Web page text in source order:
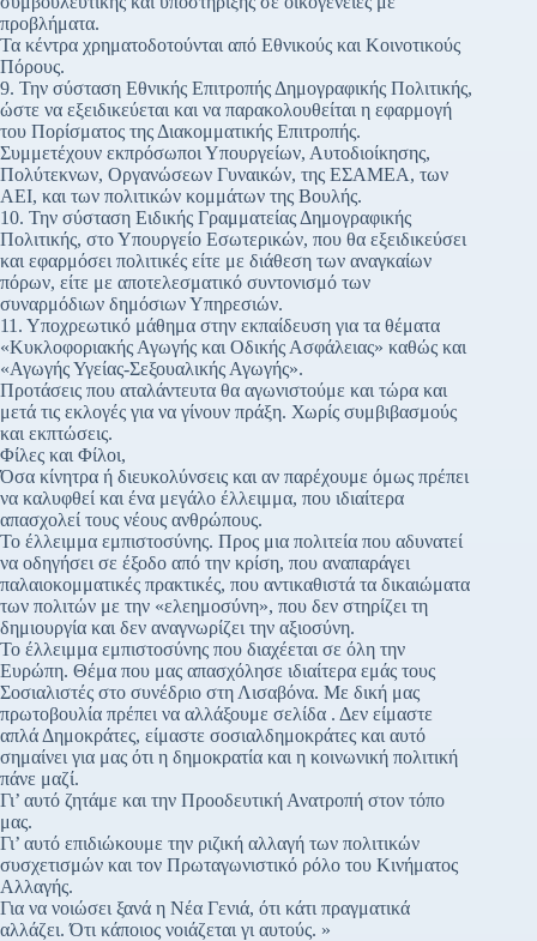
προβλήματα.
Τα κέντρα χρηματοδοτούνται από Εθνικούς και Κοινοτικούς
Πόρους.
9. Την σύσταση Εθνικής Επιτροπής Δημογραφικής Πολιτικής,
ώστε να εξειδικεύεται και να παρακολουθείται η εφαρμογή
του Πορίσματος της Διακομματικής Επιτροπής.
Συμμετέχουν εκπρόσωποι Υπουργείων, Αυτοδιοίκησης,
Πολύτεκνων, Οργανώσεων Γυναικών, της ΕΣΑΜΕΑ, των
ΑΕΙ, και των πολιτικών κομμάτων της Βουλής.
10. Την σύσταση Ειδικής Γραμματείας Δημογραφικής
Πολιτικής, στο Υπουργείο Εσωτερικών, που θα εξειδικεύσει
και εφαρμόσει πολιτικές είτε με διάθεση των αναγκαίων
πόρων, είτε με αποτελεσματικό συντονισμό των
συναρμόδιων δημόσιων Υπηρεσιών.
11. Υποχρεωτικό μάθημα στην εκπαίδευση για τα θέματα
«Κυκλοφοριακής Αγωγής και Οδικής Ασφάλειας» καθώς και
«Αγωγής Υγείας-Σεξουαλικής Αγωγής».
Προτάσεις που αταλάντευτα θα αγωνιστούμε και τώρα και
μετά τις εκλογές για να γίνουν πράξη. Χωρίς συμβιβασμούς
και εκπτώσεις.
Φίλες και Φίλοι,
Όσα κίνητρα ή διευκολύνσεις και αν παρέχουμε όμως πρέπει
να καλυφθεί και ένα μεγάλο έλλειμμα, που ιδιαίτερα
απασχολεί τους νέους ανθρώπους.
Το έλλειμμα εμπιστοσύνης. Προς μια πολιτεία που αδυνατεί
να οδηγήσει σε έξοδο από την κρίση, που αναπαράγει
παλαιοκομματικές πρακτικές, που αντικαθιστά τα δικαιώματα
των πολιτών με την «ελεημοσύνη», που δεν στηρίζει τη
δημιουργία και δεν αναγνωρίζει την αξιοσύνη.
Το έλλειμμα εμπιστοσύνης που διαχέεται σε όλη την
Ευρώπη. Θέμα που μας απασχόλησε ιδιαίτερα εμάς τους
Σοσιαλιστές στο συνέδριο στη Λισαβόνα. Με δική μας
πρωτοβουλία πρέπει να αλλάξουμε σελίδα . Δεν είμαστε
απλά Δημοκράτες, είμαστε σοσιαλδημοκράτες και αυτό
σημαίνει για μας ότι η δημοκρατία και η κοινωνική πολιτική
πάνε μαζί.
Γι’ αυτό ζητάμε και την Προοδευτική Ανατροπή στον τόπο
μας.
Γι’ αυτό επιδιώκουμε την ριζική αλλαγή των πολιτικών
συσχετισμών και τον Πρωταγωνιστικό ρόλο του Κινήματος
Αλλαγής.
Για να νοιώσει ξανά η Νέα Γενιά, ότι κάτι πραγματικά
αλλάζει. Ότι κάποιος νοιάζεται γι αυτούς. »